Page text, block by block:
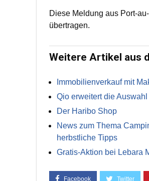
Diese Meldung aus Port-
übertragen.
Weitere Artikel aus
Immobilienverkauf mit
Qio erweitert die
Der Haribo Shop
News zum Thema
herbstliche Tipps
Gratis-Aktion bei Lebara